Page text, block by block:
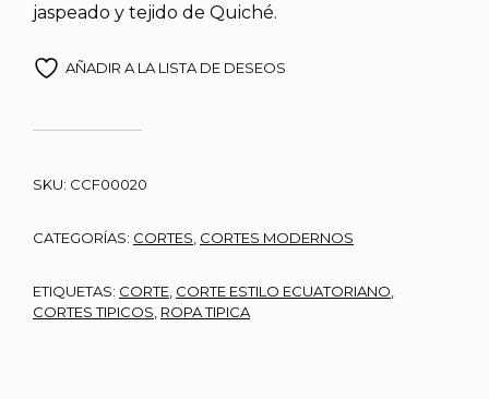
jaspeado y tejido de Quiché.
AÑADIR A LA LISTA DE DESEOS
SKU: CCF00020
CATEGORÍAS: CORTES CORTES MODERNOS
ETIQUETAS: CORTE CORTE ESTILO ECUATORIANO
CORTES TIPICOS ROPA TIPICA